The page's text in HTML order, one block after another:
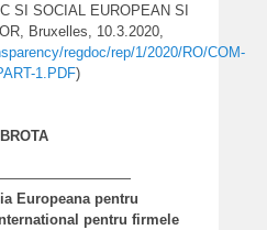
SI SOCIAL EUROPEAN SI
Bruxelles, 10.3.2020,
regdoc/rep/1/2020/RO/COM-
1.PDF)
Europeana pentru
pentru firmele